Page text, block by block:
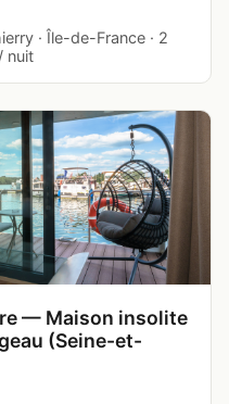
· Île-de-France · 2
nuit
— Maison insolite
(Seine-et-